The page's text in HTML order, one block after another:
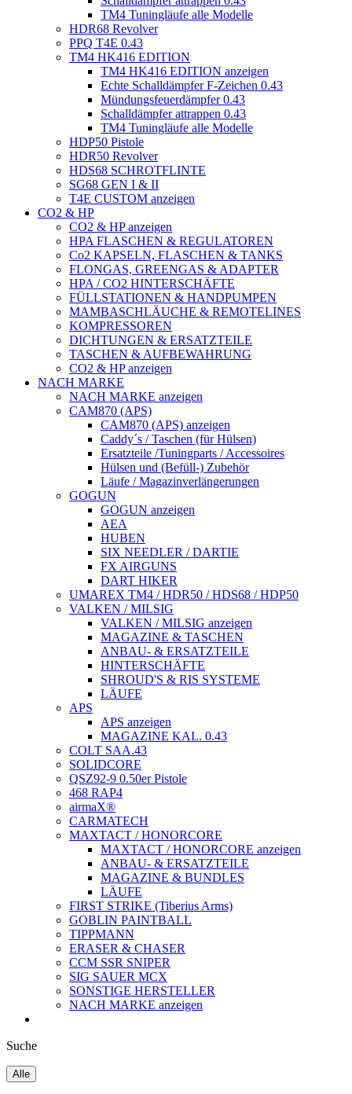
TM4 Tuningläufe alle Modelle
HDR68 Revolver
PPQ T4E 0.43
TM4 HK416 EDITION
TM4 HK416 EDITION anzeigen
Echte Schalldämpfer F-Zeichen 0.43
Mündungsfeuerdämpfer 0.43
Schalldämpfer attrappen 0.43
TM4 Tuningläufe alle Modelle
HDP50 Pistole
HDR50 Revolver
HDS68 SCHROTFLINTE
SG68 GEN I & II
T4E CUSTOM anzeigen
CO2 & HP
CO2 & HP anzeigen
HPA FLASCHEN & REGULATOREN
Co2 KAPSELN, FLASCHEN & TANKS
FLONGAS, GREENGAS & ADAPTER
HPA / CO2 HINTERSCHÄFTE
FÜLLSTATIONEN & HANDPUMPEN
MAMBASCHLÄUCHE & REMOTELINES
KOMPRESSOREN
DICHTUNGEN & ERSATZTEILE
TASCHEN & AUFBEWAHRUNG
CO2 & HP anzeigen
NACH MARKE
NACH MARKE anzeigen
CAM870 (APS)
CAM870 (APS) anzeigen
Caddy´s / Taschen (für Hülsen)
Ersatzteile /Tuningparts / Accessoires
Hülsen und (Befüll-) Zubehör
Läufe / Magazinverlängerungen
GOGUN
GOGUN anzeigen
AEA
HUBEN
SIX NEEDLER / DARTIE
FX AIRGUNS
DART HIKER
UMAREX TM4 / HDR50 / HDS68 / HDP50
VALKEN / MILSIG
VALKEN / MILSIG anzeigen
MAGAZINE & TASCHEN
ANBAU- & ERSATZTEILE
HINTERSCHÄFTE
SHROUD'S & RIS SYSTEME
LÄUFE
APS
APS anzeigen
MAGAZINE KAL. 0.43
COLT SAA.43
SOLIDCORE
QSZ92-9 0.50er Pistole
468 RAP4
airmaX®
CARMATECH
MAXTACT / HONORCORE
MAXTACT / HONORCORE anzeigen
ANBAU- & ERSATZTEILE
MAGAZINE & BUNDLES
LÄUFE
FIRST STRIKE (Tiberius Arms)
GOBLIN PAINTBALL
TIPPMANN
ERASER & CHASER
CCM SSR SNIPER
SIG SAUER MCX
SONSTIGE HERSTELLER
NACH MARKE anzeigen
Suche
Alle